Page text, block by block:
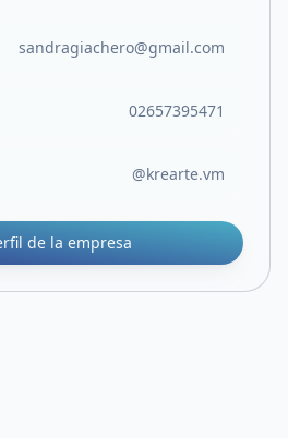
sandragiachero@gmail.com
02657395471
@krearte.vm
de la empresa